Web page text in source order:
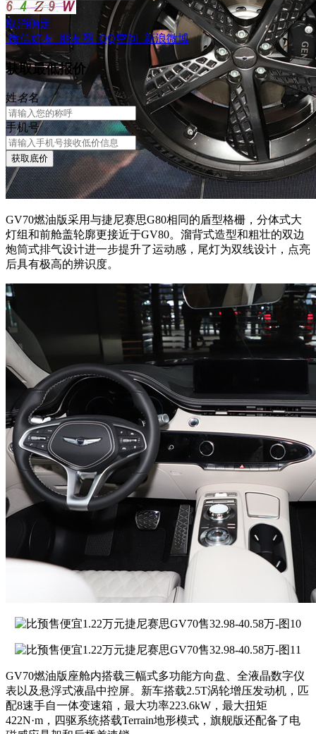
GV70燃油版采用与捷尼赛思G80相同的盾型格栅，分体式大
灯组和前舱盖轮廓更接近于GV80。溜背式造型和粗壮的双边
炮筒式排气设计进一步提升了运动感，尾灯为双线设计，点亮
后具有极高的辨识度。
GV70燃油版座舱内搭载三幅式多功能方向盘、全液晶数字仪
表以及悬浮式液晶中控屏。新车搭载2.5T涡轮增压发动机，匹
配8速手自一体变速箱，最大功率223.6kW，最大扭矩
422N·m，四驱系统搭载Terrain地形模式，旗舰版还配备了电
取消确定
微信好友 朋友圈 QQ空间 新浪微博
获取最低报价
姓名名
手机号
获取底价